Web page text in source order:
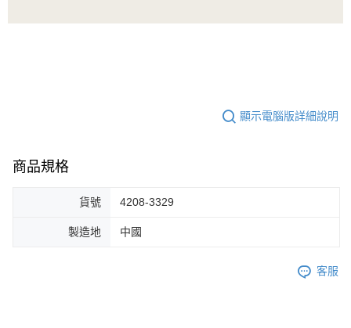
顯示電腦版詳細說明
商品規格
貨號 4208-3329
製造地 中國
客服